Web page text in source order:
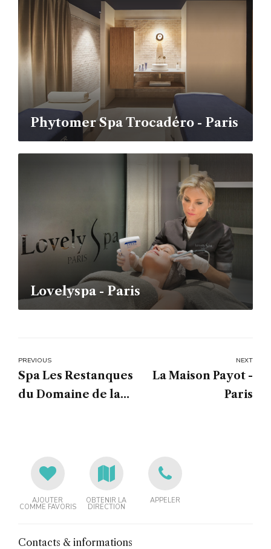
Phytomer Spa Trocadéro - Paris
Lovelyspa - Paris
PREVIOUS
Spa Les Restanques
du Domaine de la
NEXT
La Maison Payot -
Paris
AJOUTER
COMME FAVORIS
OBTENIR LA
DIRECTION
APPELER
Contacts & informations